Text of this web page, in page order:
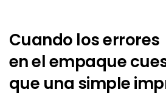
Cuando los errores
en el empaque
que una simple